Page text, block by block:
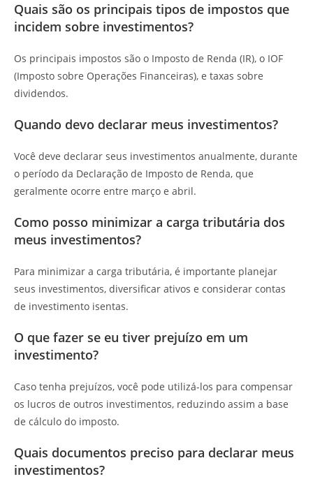
Quais são os principais tipos de impostos que
incidem sobre investimentos?
Os principais impostos são o Imposto de Renda (IR), o IOF
(Imposto sobre Operações Financeiras), e taxas sobre
dividendos.
Quando devo declarar meus investimentos?
Você deve declarar seus investimentos anualmente, durante
o período da Declaração de Imposto de Renda, que
geralmente ocorre entre março e abril.
Como posso minimizar a carga tributária dos
meus investimentos?
Para minimizar a carga tributária, é importante planejar
seus investimentos, diversificar ativos e considerar contas
de investimento isentas.
O que fazer se eu tiver prejuízo em um
investimento?
Caso tenha prejuízos, você pode utilizá-los para compensar
os lucros de outros investimentos, reduzindo assim a base
de cálculo do imposto.
Quais documentos preciso para declarar meus
investimentos?